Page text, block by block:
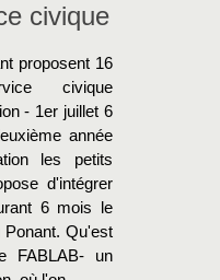
civique
proposent 16
civique
- 1er juillet 6
année
les petits
d'intégrer
6 mois le
Ponant. Qu'est
FABLAB- un